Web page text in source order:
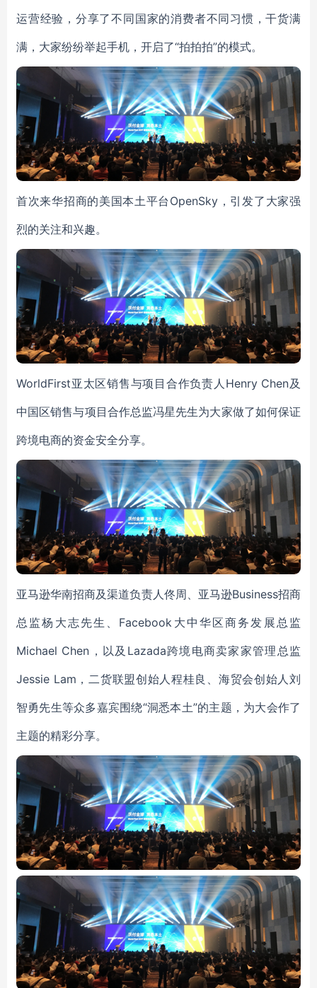
运营经验，分享了不同国家的消费者不同习惯，干货满
满，大家纷纷举起手机，开启了“拍拍拍”的模式。
首次来华招商的美国本土平台OpenSky，引发了大家强
烈的关注和兴趣。
WorldFirst亚太区销售与项目合作负责人Henry Chen及
中国区销售与项目合作总监冯星先生为大家做了如何保证
跨境电商的资金安全分享。
亚马逊华南招商及渠道负责人佟周、亚马逊Business招商
总监杨大志先生、Facebook大中华区商务发展总监
Michael Chen，以及Lazada跨境电商卖家家管理总监
Jessie Lam，二货联盟创始人程桂良、海贸会创始人刘
智勇先生等众多嘉宾围绕“洞悉本土”的主题，为大会作了
主题的精彩分享。